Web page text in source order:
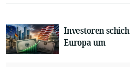
Investoren
Europa um